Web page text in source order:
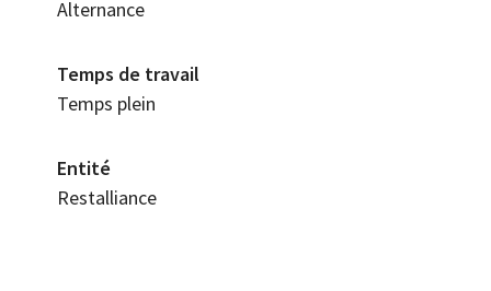
Alternance
Temps de travail
Temps plein
Entité
Restalliance